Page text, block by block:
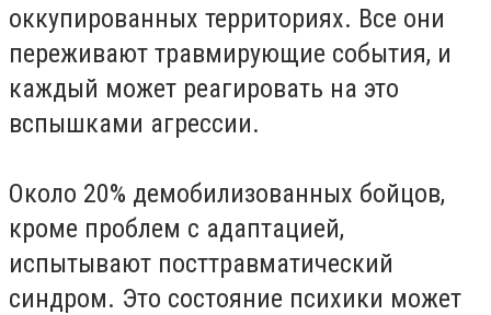
оккупированных территориях. Все они
переживают травмирующие события, и
каждый может реагировать на это
вспышками агрессии.
Около 20% демобилизованных бойцов,
кроме проблем с адаптацией,
испытывают посттравматический
синдром. Это состояние психики может